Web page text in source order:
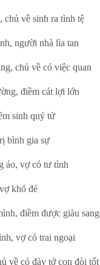
về sinh ra tình tệ
người nhà lìa tan
chủ về có việc quan
điềm cát lợi lớn
sinh quý tử
gia sự
vợ có tư tình
khó đẻ
điềm được giàu sang
vợ có trai ngoại
có đày tớ con đòi tốt